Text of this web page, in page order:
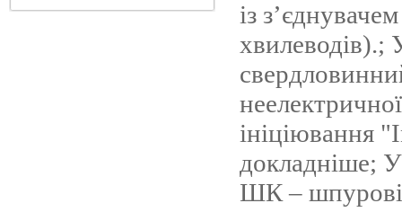
із
ініціювання
ШК – шпурові